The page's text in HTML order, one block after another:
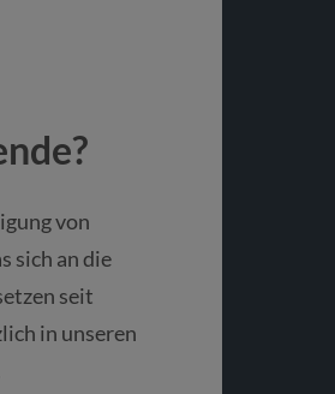
von
sich an die
seit
in unseren